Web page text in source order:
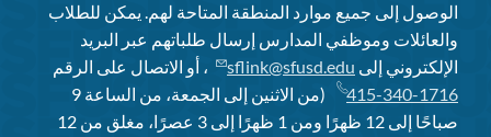
الوصول إلى جميع موارد المنطقة المتاحة لهم. يمكن للطلاب
والعائلات وموظفي المدارس إرسال طلباتهم عبر البريد
الإلكتروني إلى sflink@sfusd.edu
، أو الاتصال على الرقم
415-340-1716
(من الاثنين إلى الجمعة، من الساعة 9
صباحًا إلى 12 ظهرًا ومن 1 ظهرًا إلى 3 عصرًا، مغلق من 12